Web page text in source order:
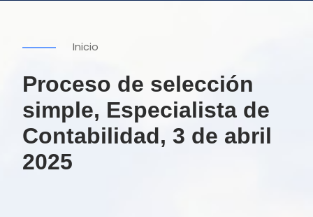
Inicio
Proceso de selección
simple, Especialista de
Contabilidad, 3 de abril
2025